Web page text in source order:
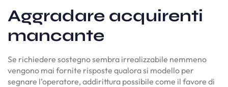
Aggradare acquirenti
mancante
Se richiedere sostegno sembra irrealizzabile nemmeno
vengono mai fornite risposte qualora si modello per
segnare l’operatore, addirittura possibile come il favore di